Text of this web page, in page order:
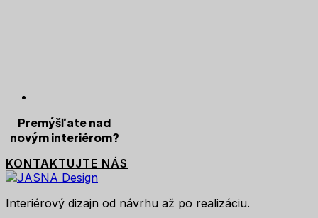
Premýšľate nad
novým interiérom?
KONTAKTUJTE NÁS
Interiérový dizajn od návrhu až po realizáciu.